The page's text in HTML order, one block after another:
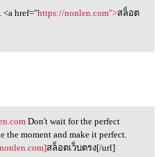
<a href=
<a href="https://nonlen.com">สล็อต
Don't wait
Don't wait for the perfect
the moment and make it perfect.
สล็อตเว็บตรง[/url]